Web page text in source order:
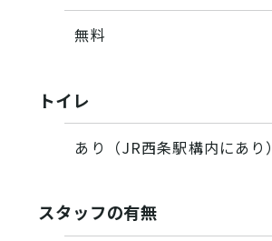
無料
トイレ
あり（JR西条駅構内にあり）
スタッフの有無